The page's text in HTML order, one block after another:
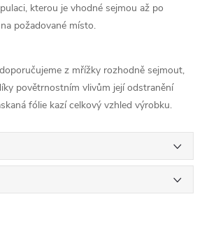
kterou je vhodné sejmou až po
požadované místo.
z mřížky rozhodně sejmout,
povětrnostním vlivům její odstranění
fólie kazí celkový vzhled výrobku.